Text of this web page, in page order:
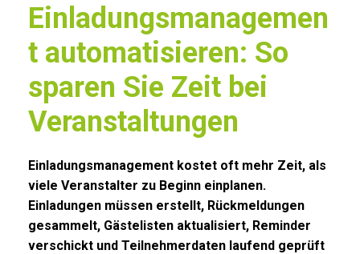
Einladungsmanagemen
t automatisieren: So
sparen Sie Zeit bei
Veranstaltungen
Einladungsmanagement kostet oft mehr Zeit, als
viele Veranstalter zu Beginn einplanen.
Einladungen müssen erstellt, Rückmeldungen
gesammelt, Gästelisten aktualisiert, Reminder
verschickt und Teilnehmerdaten laufend geprüft